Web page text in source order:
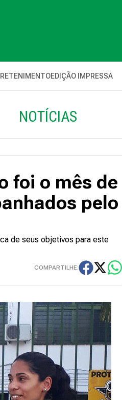
EDIÇÃO IMPRESSA
NOTÍCIAS
foi o mês de
pelo
de seus objetivos para este
COMPARTILHE: